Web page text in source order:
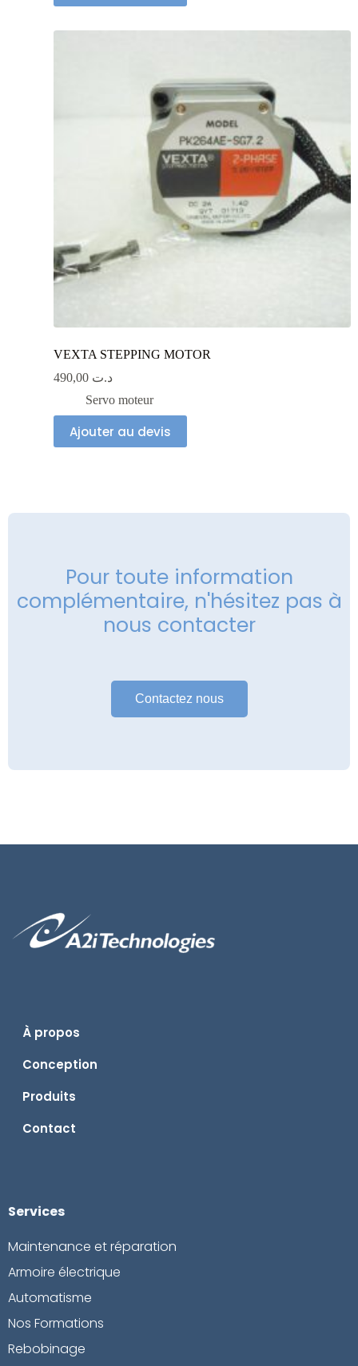
VEXTA STEPPING MOTOR
د.ت 490,00
Servo moteur
Ajouter au devis
Pour toute information
complémentaire, n'hésitez pas à
nous contacter
Contactez nous
À propos
Conception
Produits
Contact
Services
Maintenance et réparation
Armoire électrique
Automatisme
Nos Formations
Rebobinage